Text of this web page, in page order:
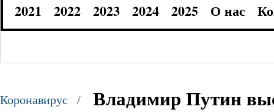
2021
2022 2023 2024 2025 О нас
Коронавирус /
Владимир Путин